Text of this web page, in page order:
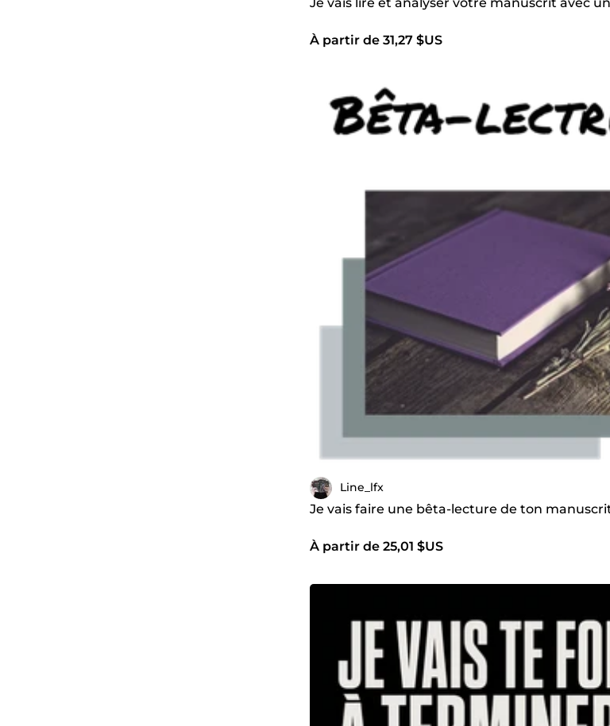
À partir de 31,27 $US
Line_lfx
Je vais faire une bêta-lecture de ton
À partir de 25,01 $US